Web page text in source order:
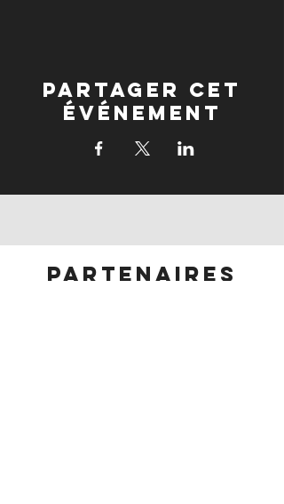
Partager cet
événement
partenaires